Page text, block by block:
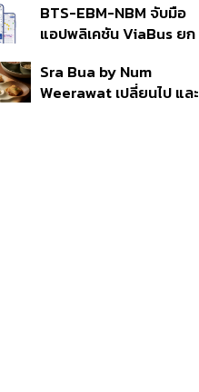
แสนล้าน มั่นใจงบต่อ ‘ไทย
ช่วยไทย พลัส’ เฟส 2 มี
BTS-EBM-NBM จับมือ
แอปพลิเคชัน ViaBus ยก
รถไฟฟ้า 3 สายแบบเรียล
ไทม์
Sra Bua by Num
Weerawat เปลี่ยนไป และ